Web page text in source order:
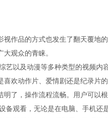
视作品的方式也发生了翻天覆地
观众的青睐。
艺以及动漫等多种类型的视频
欢动作片、爱情剧还是纪录片
明了，操作流程流畅。用户可以
备观看，无论是在电脑、手机还